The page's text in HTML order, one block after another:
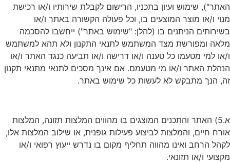
האתר"), שימוש ועיון בתכניו, הרישום לקבלת שירותיו ו/או רכישת
מנוי ו/או מוצר המוצעים בו, וכל פעולה הקשורה באתר ו/או
בשירותים הניתנים בו (להלן: "שימוש באתר") ייחשבו להסכמה
מלאה ומפורשת מצד המשתמש לתנאי התקנון ולא תהא למשתמש
ו/או למי מטעמו כל טענה ו/או דרישה ו/או תביעה כנגד האתר ו/או
הנהלת האתר ו/או מי מטעמם. אם אינך מסכים לתנאי מתנאי תקנון
זה, הנך מתבקש לא לעשות כל שימוש באתר.
א.5) האתר והתכנים המוצגים בו מהווים המלצות תזונה, המלצות
אורח חיים, והמלצות לביצוע פעילות גופנית, או שילוב המלצות אלו,
לקהל הרחב ואינו מהווה תחליף מקום בו נדרש ייעוץ רפואי ו/או
מקצועי ו/או תזונאי.